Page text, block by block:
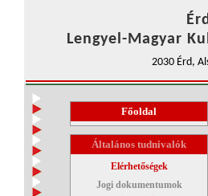
Lengyel-Magyar
2030 Érd,
Főoldal
Általános tudnivalók
Elérhetőségek
Jogi dokumentumok